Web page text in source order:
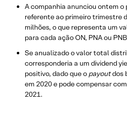
A companhia anunciou ontem o
referente ao primeiro trimestre
milhões, o que representa um
para cada ação ON, PNA ou
Se anualizado o valor total
corresponderia a um dividend
positivo, dado que o payoutdos
em 2020 e pode compensar
2021.